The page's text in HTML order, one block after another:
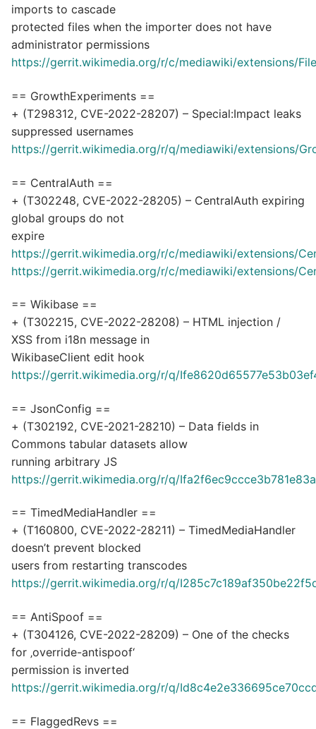
imports to cascade
protected files when the importer does not have
administrator permissions
https://gerrit.wikimedia.org/r/c/mediawiki/extensions/
== GrowthExperiments ==
+ (T298312, CVE-2022-28207) – Special:Impact leaks
suppressed usernames
https://gerrit.wikimedia.org/r/q/mediawiki/extensions/
== CentralAuth ==
+ (T302248, CVE-2022-28205) – CentralAuth expiring
global groups do not
expire
https://gerrit.wikimedia.org/r/c/mediawiki/extensions/
https://gerrit.wikimedia.org/r/c/mediawiki/extensions/
== Wikibase ==
+ (T302215, CVE-2022-28208) – HTML injection /
XSS from i18n message in
WikibaseClient edit hook
https://gerrit.wikimedia.org/r/q/
== JsonConfig ==
+ (T302192, CVE-2021-28210) – Data fields in
Commons tabular datasets allow
running arbitrary JS
https://gerrit.wikimedia.org/r/q/
== TimedMediaHandler ==
+ (T160800, CVE-2022-28211) – TimedMediaHandler
doesn’t prevent blocked
users from restarting transcodes
https://gerrit.wikimedia.org/r/q/
== AntiSpoof ==
+ (T304126, CVE-2022-28209) – One of the checks
for ‚override-antispoof‘
permission is inverted
https://gerrit.wikimedia.org/r/q/
== FlaggedRevs ==